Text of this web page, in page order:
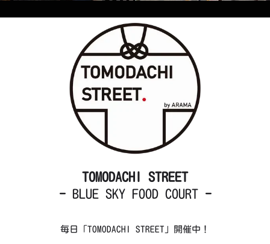
TOMODACHI STREET
- BLUE SKY FOOD COURT -
毎日「TOMODACHI STREET」開催中！